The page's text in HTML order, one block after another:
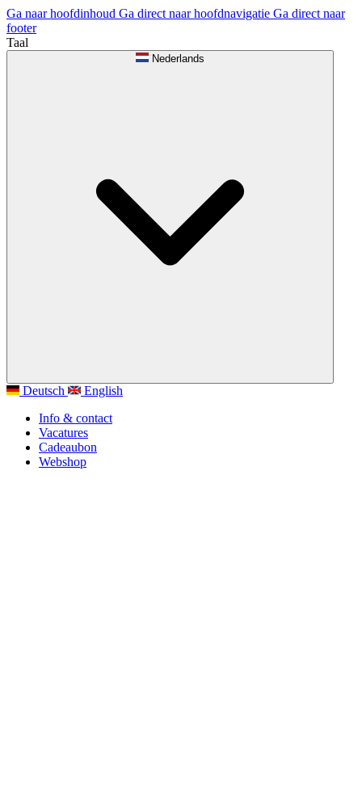
Ga naar hoofdinhoud Ga direct naar hoofdnavigatie Ga direct naar
footer
Taal
Nederlands
Deutsch
English
Info & contact
Vacatures
Cadeaubon
Webshop